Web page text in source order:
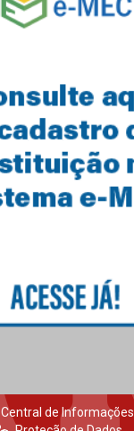
Central de Informações